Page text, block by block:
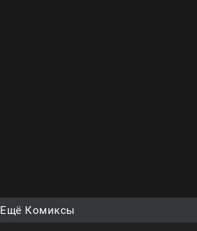
Ещё Комиксы